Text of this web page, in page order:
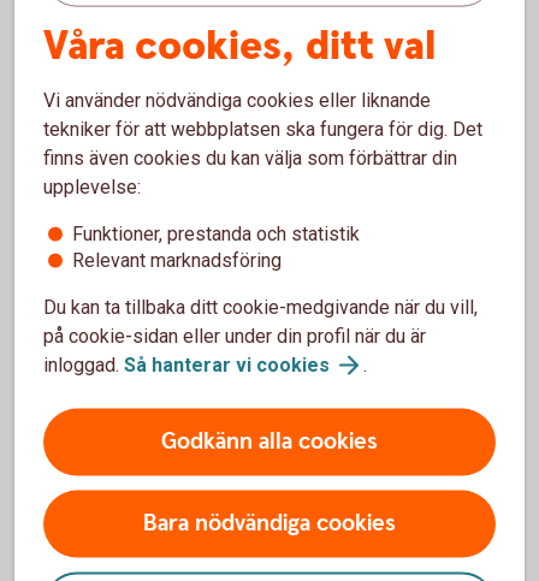
Kan jag öppna kontot själv?
Kan jag ha stående överföringar till och från
kontot?
Sparkonton
Investeringssparkonto (ISK)
Våra cookies, ditt val
Vi använder nödvändiga cookies eller liknande
tekniker för att webbplatsen ska fungera för dig. Det
finns även cookies du kan välja som förbättrar din
upplevelse:
Funktioner, prestanda och statistik
Relevant marknadsföring
Du kan ta tillbaka ditt cookie-medgivande när du vill,
på cookie-sidan eller under din profil när du är
inloggad. Så hanterar vi cookies .
Godkänn alla cookies
Bara nödvändiga cookies